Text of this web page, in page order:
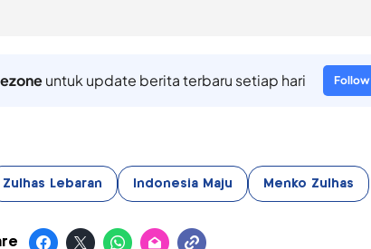
untuk update berita terbaru setiap hari Follow
Zulhas Lebaran Indonesia Maju Menko Zulhas